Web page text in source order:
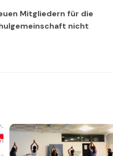
Mitgliedern für die
nicht